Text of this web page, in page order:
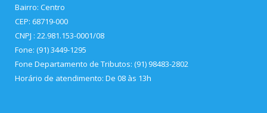
Bairro: Centro
CEP: 68719-000
CNPJ : 22.981.153-0001/08
Fone: (91) 3449-1295
Fone Departamento de Tributos: (91) 98483-2802
Horário de atendimento: De 08 às 13h